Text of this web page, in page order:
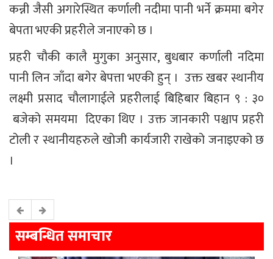
कन्नी जैसी अगारेस्थित कर्णाली नदीमा पानी भर्ने क्रममा बगेर
बेपता भएकी प्रहरीले जनाएको छ ।
प्रहरी चौकी कालै मुगुका अनुसार, बुधबार कर्णाली नदिमा
पानी लिन जाँदा बगेर बेपत्ता भएकी हुन् । उक्त खबर स्थानीय
लक्ष्मी प्रसाद चौलागाईले प्रहरीलाई बिहिबार बिहान ९ : ३०
बजेको समयमा दिएका थिए । उक्त जानकारी पश्चाप प्रहरी
टोली र स्थानीयहरुले खोजी कार्यजारी राखेको जनाइएको छ
।
सम्बन्धित समाचार